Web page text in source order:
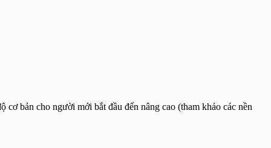
bản cho người mới bắt đầu đến nâng cao (tham khảo các nền